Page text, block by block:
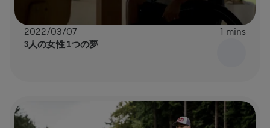
2022/03/07 1 mins
3人の女性 1つの夢